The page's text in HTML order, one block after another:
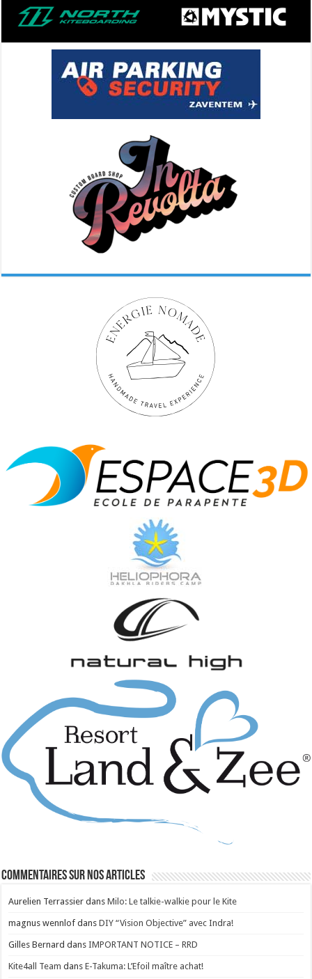
Commentaires sur nos articles
Aurelien Terrassier dansMilo: Le talkie-walkie pour le Kite
magnus wennlof dansDIY “Vision Objective” avec Indra!
Gilles Bernard dansIMPORTANT NOTICE – RRD
Kite4all Team dansE-Takuma: L’Efoil maître achat!